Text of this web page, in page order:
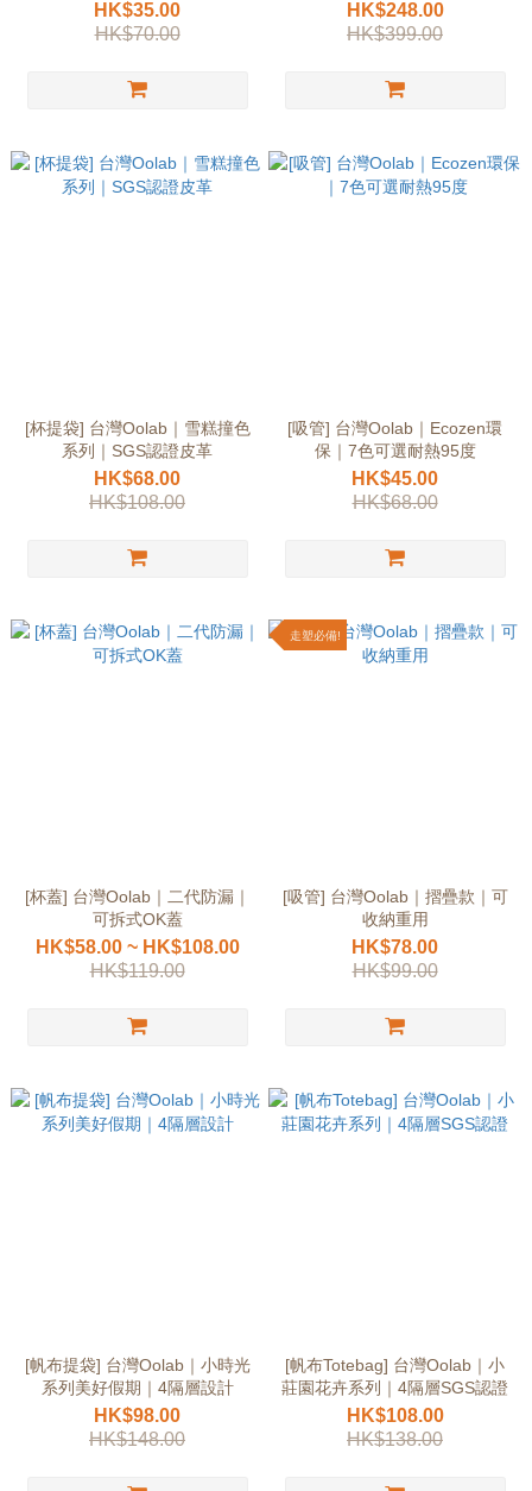
HK$35.00
HK$70.00
HK$248.00
HK$399.00
[杯提袋] 台灣Oolab｜雪糕撞色
系列｜SGS認證皮革
HK$68.00
HK$108.00
[吸管] 台灣Oolab｜Ecozen環
保｜7色可選耐熱95度
HK$45.00
HK$68.00
[杯蓋] 台灣Oolab｜二代防漏｜
可拆式OK蓋
HK$58.00 ~ HK$108.00
HK$119.00
走塑必備!
[吸管] 台灣Oolab｜摺疊款｜可
收納重用
HK$78.00
HK$99.00
[帆布提袋] 台灣Oolab｜小時光
系列美好假期｜4隔層設計
HK$98.00
HK$148.00
[帆布Totebag] 台灣Oolab｜小
莊園花卉系列｜4隔層SGS認證
HK$108.00
HK$138.00